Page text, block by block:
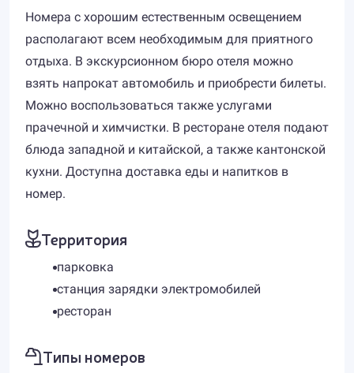
Номера с хорошим естественным освещением
располагают всем необходимым для приятного
отдыха. В экскурсионном бюро отеля можно
взять напрокат автомобиль и приобрести билеты.
Можно воспользоваться также услугами
прачечной и химчистки. В ресторане отеля подают
блюда западной и китайской, а также кантонской
кухни. Доступна доставка еды и напитков в
номер.
Территория
парковка
станция зарядки электромобилей
ресторан
Типы номеров